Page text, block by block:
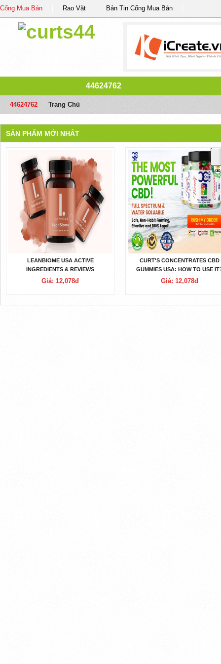
Cổng Mua Bán Rao Vặt Bản Tin Cổng Mua Bán
44624762
44624762 Trang Chủ
SẢN PHẨM MỚI NHẤT
LEANBIOME USA ACTIVE
INGREDIENTS & REVIEWS
Giá: 12,078đ
CURT'S CONCENTRATES CBD
GUMMIES USA: HOW TO USE
Giá: 12,078đ